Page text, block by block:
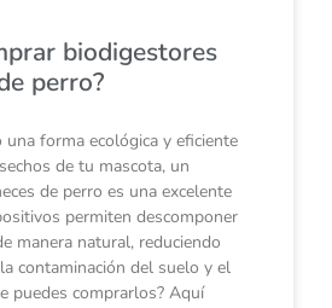
biodigestores
perro?
una forma ecológica y eficiente
de tu mascota, un
de perro es una excelente
permiten descomponer
manera natural, reduciendo
contaminación del suelo y el
puedes comprarlos? Aquí